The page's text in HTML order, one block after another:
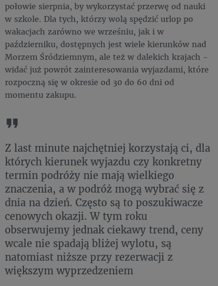
połowie sierpnia, by wykorzystać przerwę od nauki
w szkole. Dla tych, którzy wolą spędzić urlop po
wakacjach zarówno we wrześniu, jak i w
październiku, dostępnych jest wiele kierunków nad
Morzem Śródziemnym, ale też w dalekich krajach -
widać już powrót zainteresowania wyjazdami, które
rozpoczną się w okresie od 30 do 60 dni od
momentu zakupu.
Z last minute najchętniej korzystają ci, dla
których kierunek wyjazdu czy konkretny
termin podróży nie mają wielkiego
znaczenia, a w podróż mogą wybrać się z
dnia na dzień. Często są to poszukiwacze
cenowych okazji. W tym roku
obserwujemy jednak ciekawy trend, ceny
wcale nie spadają bliżej wylotu, są
natomiast niższe przy rezerwacji z
większym wyprzedzeniem